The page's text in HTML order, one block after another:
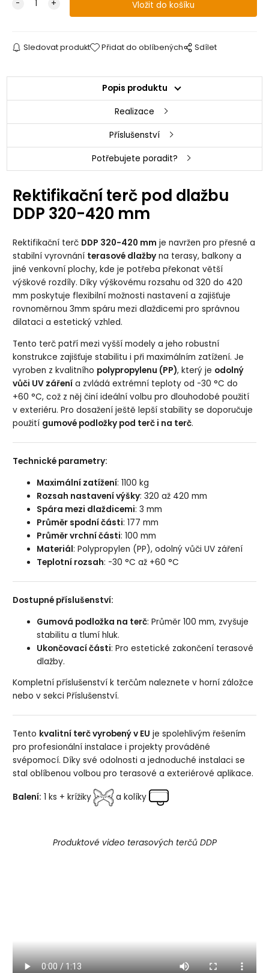
Sledovat produkt Přidat do oblíbených Sdílet
Popis produktu
Realizace
Příslušenství
Potřebujete poradit?
Rektifikační terč pod dlažbu
DDP 320-420 mm
Rektifikační terč DDP 320-420 mm je navržen pro přesné a
stabilní vyrovnání terasové dlažby na terasy, balkony a
jiné venkovní plochy, kde je potřeba překonat větší
výškové rozdíly. Díky výškovému rozsahu od 320 do 420
mm poskytuje flexibilní možnosti nastavení a zajišťuje
rovnoměrnou 3mm spáru mezi dlaždicemi pro správnou
dilataci a estetický vzhled.
Tento terč patří mezi vyšší modely a jeho robustní
konstrukce zajišťuje stabilitu i při maximálním zatížení. Je
vyroben z kvalitního polypropylenu (PP), který je odolný
vůči UV záření a zvládá extrémní teploty od -30 °C do
+60 °C, což z něj činí ideální volbu pro dlouhodobé použití
v exteriéru. Pro dosažení ještě lepší stability se doporučuje
použití gumové podložky pod terč i na terč.
Technické parametry:
Maximální zatížení: 1100 kg
Rozsah nastavení výšky: 320 až 420 mm
Spára mezi dlaždicemi: 3 mm
Průměr spodní části: 177 mm
Průměr vrchní části: 100 mm
Materiál: Polypropylen (PP), odolný vůči UV záření
Teplotní rozsah: -30 °C až +60 °C
Dostupné příslušenství:
Gumová podložka na terč: Průměr 100 mm, zvyšuje
stabilitu a tlumí hluk.
Ukončovací části: Pro estetické zakončení terasové
dlažby.
Kompletní příslušenství k terčům naleznete v horní záložce
nebo v sekciPříslušenství.
Tento kvalitní terč vyrobený v EU je spolehlivým řešením
pro profesionální instalace i projekty prováděné
svépomocí. Díky své odolnosti a jednoduché instalaci se
stal oblíbenou volbou pro terasové a exteriérové aplikace.
Balení: 1 ks + krížiky a kolíky
Produktové video terasových terčů DDP